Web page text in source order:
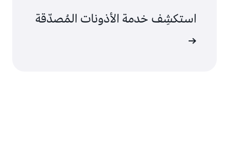
استكشِف خدمة الأذونات المُصدّقة